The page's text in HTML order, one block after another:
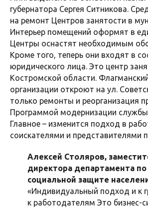
губернатора Сергея Ситникова.
на ремонт Центров занятости в
Интерьер помещений оформят в
Центры оснастят необходимым
Кроме того, теперь они входят в
юридического лица. Это центр
Костромской области.
организации откроют на ул.
только ремонты и реорганизация
Программой модернизации службы
Главное – изменится подход в
соискателями и представителями
Алексей Столяров,
директора департамента по
социальной защите
«Индивидуальный подход и к
к работодателям Это бизнес-